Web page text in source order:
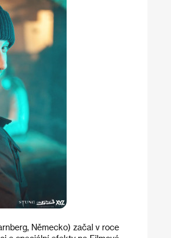
Německo) začal v roce